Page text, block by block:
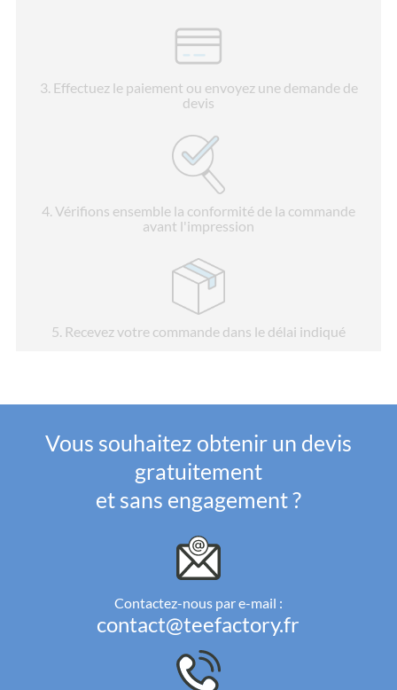
3. Effectuez le paiement ou envoyez une demande de
devis
4. Vérifions ensemble la conformité de la commande
avant l'impression
5. Recevez votre commande dans le délai indiqué
Vous souhaitez obtenir un devis
gratuitement
et sans engagement ?
Contactez-nous par e-mail :
contact@teefactory.fr